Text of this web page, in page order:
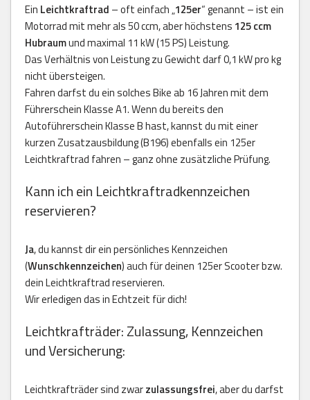
Ein Leichtkraftrad – oft einfach „125er“ genannt – ist ein
Motorrad mit mehr als 50 ccm, aber höchstens 125 ccm
Hubraumund maximal 11 kW (15 PS) Leistung.
Das Verhältnis von Leistung zu Gewicht darf 0,1 kW pro kg
nicht übersteigen.
Fahren darfst du ein solches Bike ab 16 Jahren mit dem
Führerschein Klasse A1. Wenn du bereits den
Autoführerschein Klasse B hast, kannst du mit einer
kurzen Zusatzausbildung (B196) ebenfalls ein 125er
Leichtkraftrad fahren – ganz ohne zusätzliche Prüfung.
Kann ich ein Leichtkraftradkennzeichen
reservieren?
Ja, du kannst dir ein persönliches Kennzeichen
(Wunschkennzeichen) auch für deinen 125er Scooter bzw.
dein Leichtkraftrad reservieren.
Wir erledigen das in Echtzeit für dich!
Leichtkrafträder: Zulassung, Kennzeichen
und Versicherung:
Leichtkrafträder sind zwarzulassungsfrei, aber du darfst